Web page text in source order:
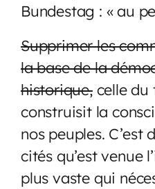
Bundestag : « au
Supprimer les
la base de la
historique,celle du
construisit la
nos peuples. C’est
cités qu’est venue
plus vaste qui